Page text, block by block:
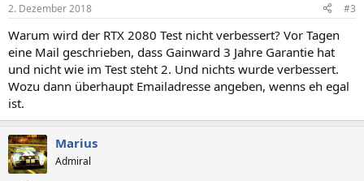
e
:
2. Dezember 2018 #3
Warum wird der RTX 2080 Test nicht verbessert? Vor Tagen
eine Mail geschrieben, dass Gainward 3 Jahre Garantie hat
und nicht wie im Test steht 2. Und nichts wurde verbessert.
Wozu dann überhaupt Emailadresse angeben, wenns eh egal
ist.
Marius
Admiral